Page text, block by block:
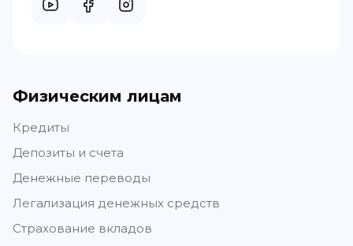
Физическим лицам
Кредиты
Депозиты и счета
Денежные переводы
Легализация денежных средств
Страхование вкладов